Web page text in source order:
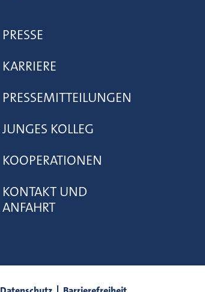
PRESSE
KARRIERE
PRESSEMITTEILUNGEN
JUNGES KOLLEG
KOOPERATIONEN
KONTAKT UND
ANFAHRT